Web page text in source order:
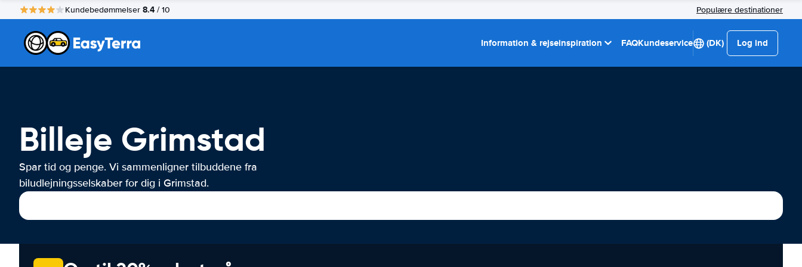
Kundebedømmelser 8.4 / 10 Populære destinationer
Information & rejseinspiration FAQKundeservice (DK) Log ind
Billeje Grimstad
Spar tid og penge. Vi sammenligner tilbuddene fra
biludlejningsselskaber for dig i Grimstad.